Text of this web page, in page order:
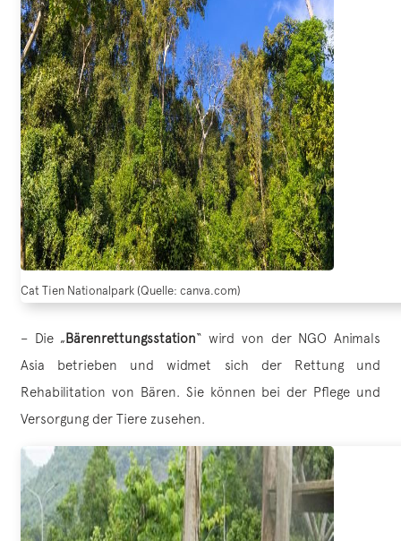
Cat Tien Nationalpark (Quelle: canva.com)
– Die „Bärenrettungsstation“ wird von der NGO Animals
Asia betrieben und widmet sich der Rettung und
Rehabilitation von Bären. Sie können bei der Pflege und
Versorgung der Tiere zusehen.